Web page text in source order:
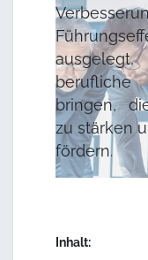
bringen,
zu stärken
fördern.
Inhalt: